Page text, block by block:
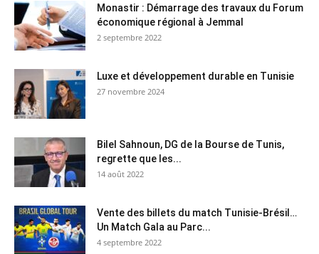
Monastir : Démarrage des travaux du Forum
économique régional à Jemmal
2 septembre 2022
Luxe et développement durable en Tunisie
27 novembre 2024
Bilel Sahnoun, DG de la Bourse de Tunis,
regrette que les...
14 août 2022
Vente des billets du match Tunisie-Brésil…
Un Match Gala au Parc...
4 septembre 2022